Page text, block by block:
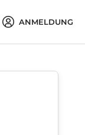
ANMELDUNG